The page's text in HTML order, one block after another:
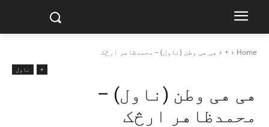
Home
+ هی هی وطن (ناول) – محمدظاهر ارڅک
+ ناول
هی هی وطن (ناول) –
محمدظاهر ارڅک